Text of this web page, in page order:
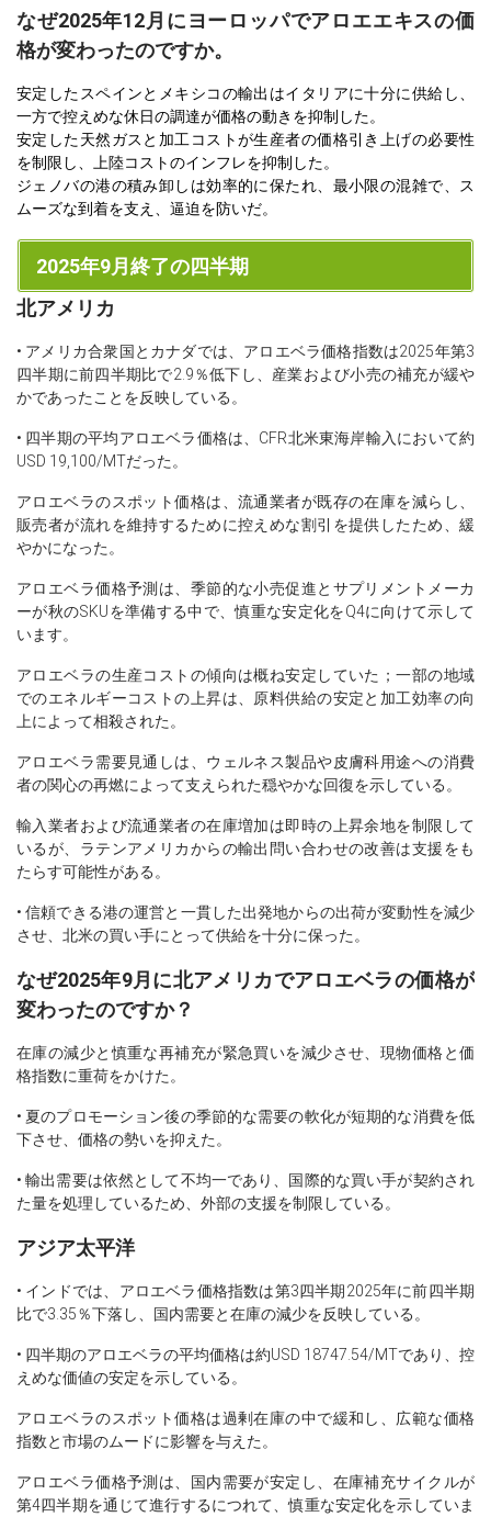
なぜ2025年12月にヨーロッパでアロエエキスの価
格が変わったのですか。
安定したスペインとメキシコの輸出はイタリアに十分に供給し、
一方で控えめな休日の調達が価格の動きを抑制した。
安定した天然ガスと加工コストが生産者の価格引き上げの必要性
を制限し、上陸コストのインフレを抑制した。
ジェノバの港の積み卸しは効率的に保たれ、最小限の混雑で、ス
ムーズな到着を支え、逼迫を防いだ。
2025年9月終了の四半期
北アメリカ
• アメリカ合衆国とカナダでは、アロエベラ価格指数は2025年第3
四半期に前四半期比で2.9％低下し、産業および小売の補充が緩や
かであったことを反映している。
• 四半期の平均アロエベラ価格は、CFR北米東海岸輸入において約
USD 19,100/MTだった。
アロエベラのスポット価格は、流通業者が既存の在庫を減らし、
販売者が流れを維持するために控えめな割引を提供したため、緩
やかになった。
アロエベラ価格予測は、季節的な小売促進とサプリメントメーカ
ーが秋のSKUを準備する中で、慎重な安定化をQ4に向けて示して
います。
アロエベラの生産コストの傾向は概ね安定していた；一部の地域
でのエネルギーコストの上昇は、原料供給の安定と加工効率の向
上によって相殺された。
アロエベラ需要見通しは、ウェルネス製品や皮膚科用途への消費
者の関心の再燃によって支えられた穏やかな回復を示している。
輸入業者および流通業者の在庫増加は即時の上昇余地を制限して
いるが、ラテンアメリカからの輸出問い合わせの改善は支援をも
たらす可能性がある。
• 信頼できる港の運営と一貫した出発地からの出荷が変動性を減少
させ、北米の買い手にとって供給を十分に保った。
なぜ2025年9月に北アメリカでアロエベラの価格が
変わったのですか？
在庫の減少と慎重な再補充が緊急買いを減少させ、現物価格と価
格指数に重荷をかけた。
• 夏のプロモーション後の季節的な需要の軟化が短期的な消費を低
下させ、価格の勢いを抑えた。
• 輸出需要は依然として不均一であり、国際的な買い手が契約され
た量を処理しているため、外部の支援を制限している。
アジア太平洋
• インドでは、アロエベラ価格指数は第3四半期2025年に前四半期
比で3.35％下落し、国内需要と在庫の減少を反映している。
• 四半期のアロエベラの平均価格は約USD 18747.54/MTであり、控
えめな価値の安定を示している。
アロエベラのスポット価格は過剰在庫の中で緩和し、広範な価格
指数と市場のムードに影響を与えた。
アロエベラ価格予測は、国内需要が安定し、在庫補充サイクルが
第4四半期を通じて進行するにつれて、慎重な安定化を示していま